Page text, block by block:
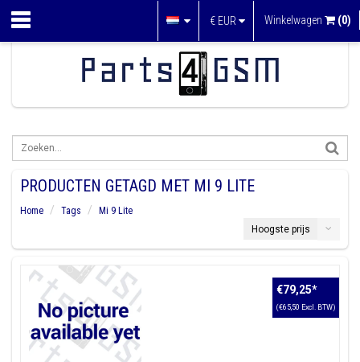
€ EUR Winkelwagen (0)
PRODUCTEN GETAGD MET MI 9 LITE
Home Tags
Mi 9 Lite
Hoogste prijs
€79,25*
(€65,50 Excl. BTW)